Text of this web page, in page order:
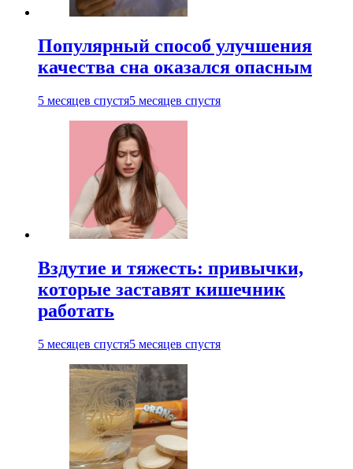
Популярный способ улучшения
качества сна оказался опасным
5 месяцев спустя5 месяцев спустя
Вздутие и тяжесть: привычки,
которые заставят кишечник
работать
5 месяцев спустя5 месяцев спустя